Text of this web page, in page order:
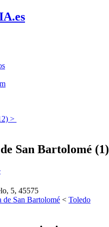
.es
>
San Bartolomé (1)
5, 45575
de San Bartolomé < Toledo